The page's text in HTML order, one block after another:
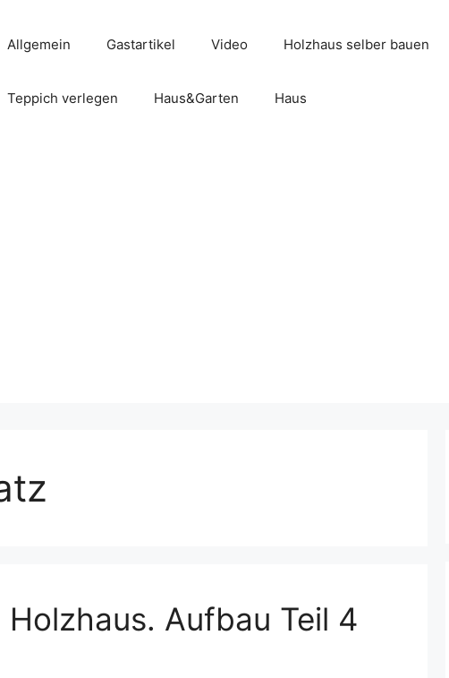
Allgemein Gastartikel Video Holzhaus selber bauen
Teppich verlegen Haus&Garten Haus
Aufbau Teil 4